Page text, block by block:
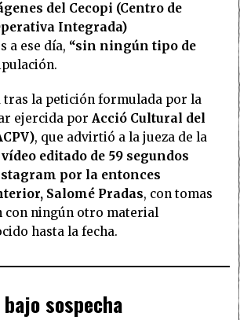
del Cecopi (Centro de
Integrada)
a ese día, “sin ningún tipo de
tras la petición formulada por la
ejercida porAcció Cultural del
, que advirtió a la jueza de la
editado de 59 segundos
por la entonces
Salomé Pradas, con tomas
con ningún otro material
hasta la fecha.
sospecha